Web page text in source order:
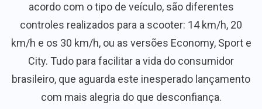
acordo com o tipo de veículo, são diferentes
controles realizados para a scooter: 14 km/h, 20
km/h e os 30 km/h, ou as versões Economy, Sport e
City. Tudo para facilitar a vida do consumidor
brasileiro, que aguarda este inesperado lançamento
com mais alegria do que desconfiança.